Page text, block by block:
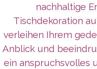
nachhaltige
Tischdekoration
verleihen Ihrem
Anblick und
ein anspruchsvolles